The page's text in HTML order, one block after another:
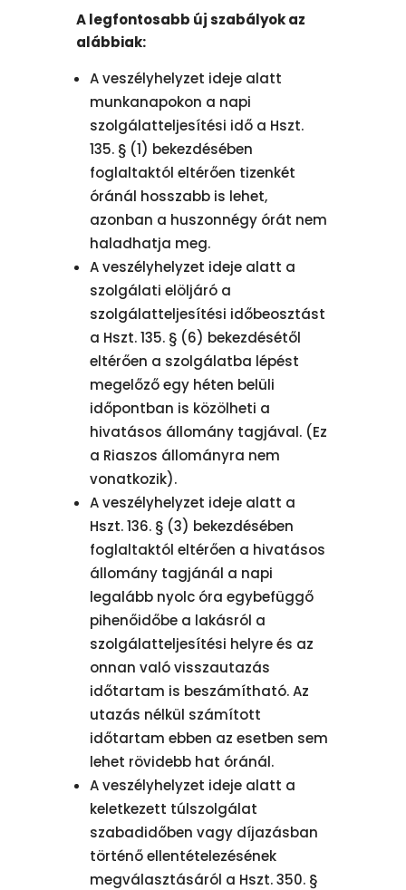
A legfontosabb új szabályok az
alábbiak:
A veszélyhelyzet ideje alatt
munkanapokon a napi
szolgálatteljesítési idő a Hszt.
135. § (1) bekezdésében
foglaltaktól eltérően tizenkét
óránál hosszabb is lehet,
azonban a huszonnégy órát nem
haladhatja meg.
A veszélyhelyzet ideje alatt a
szolgálati elöljáró a
szolgálatteljesítési időbeosztást
a Hszt. 135. § (6) bekezdésétől
eltérően a szolgálatba lépést
megelőző egy héten belüli
időpontban is közölheti a
hivatásos állomány tagjával. (Ez
a Riaszos állományra nem
vonatkozik).
A veszélyhelyzet ideje alatt a
Hszt. 136. § (3) bekezdésében
foglaltaktól eltérően a hivatásos
állomány tagjánál a napi
legalább nyolc óra egybefüggő
pihenőidőbe a lakásról a
szolgálatteljesítési helyre és az
onnan való visszautazás
időtartam is beszámítható. Az
utazás nélkül számított
időtartam ebben az esetben sem
lehet rövidebb hat óránál.
A veszélyhelyzet ideje alatt a
keletkezett túlszolgálat
szabadidőben vagy díjazásban
történő ellentételezésének
megválasztásáról a Hszt. 350. §